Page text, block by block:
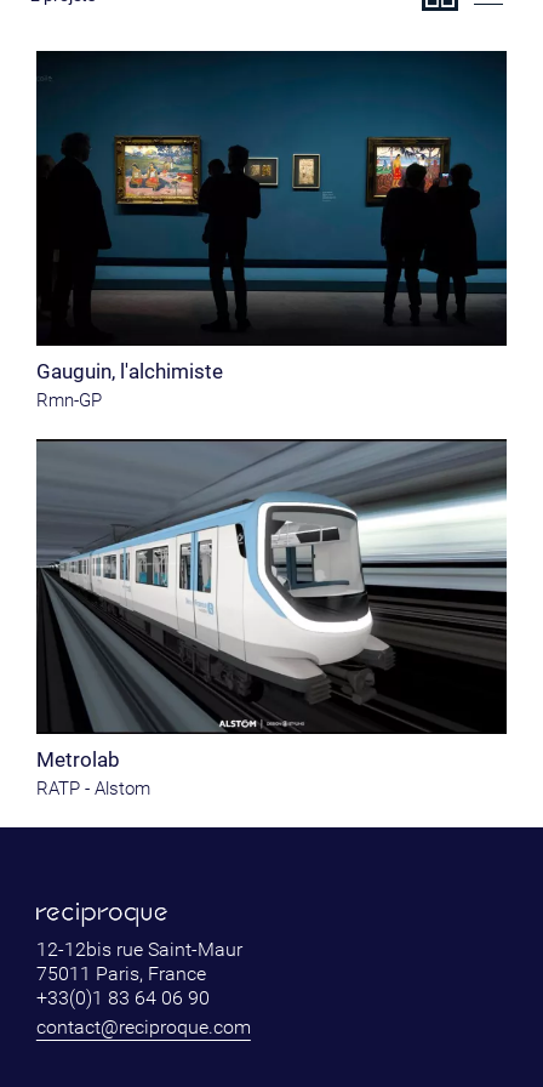
Gauguin, l'alchimiste
Rmn-GP
Metrolab
RATP - Alstom
12-12bis rue Saint-Maur
75011 Paris, France
+33(0)1 83 64 06 90
contact@reciproque.com